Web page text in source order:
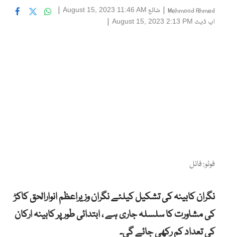
Mehmood Ahmed
| شائع August 15, 2023 11:46 AM
|
اپ ڈیٹ August 15, 2023 2:13 PM
|
فوٹو: فائل
نگران کابینہ کی تشکیل کیلئے نگران وزیراعظم انوارالحق کاکڑ
کی مشاورت کا سلسلہ جاری ہے ، ابتدائی طور پر کابینہ ارکان
کی تعداد کم رکھی جائے گی۔